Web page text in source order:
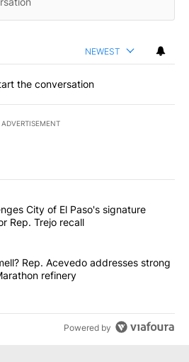
NEWEST
the conversation
ADVERTISEMENT
most commented articles in the last
challenges City of El Paso's
City of El Paso's signature
Rep. Trejo recall
that smell? Rep. Acevedo
Rep. Acevedo addresses strong
refinery
Powered by